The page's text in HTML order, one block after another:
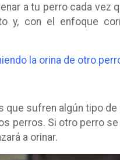
a tu perro cada vez
y, con el enfoque
la orina de otro
que sufren algún tipo
perros. Si otro perro
a orinar.